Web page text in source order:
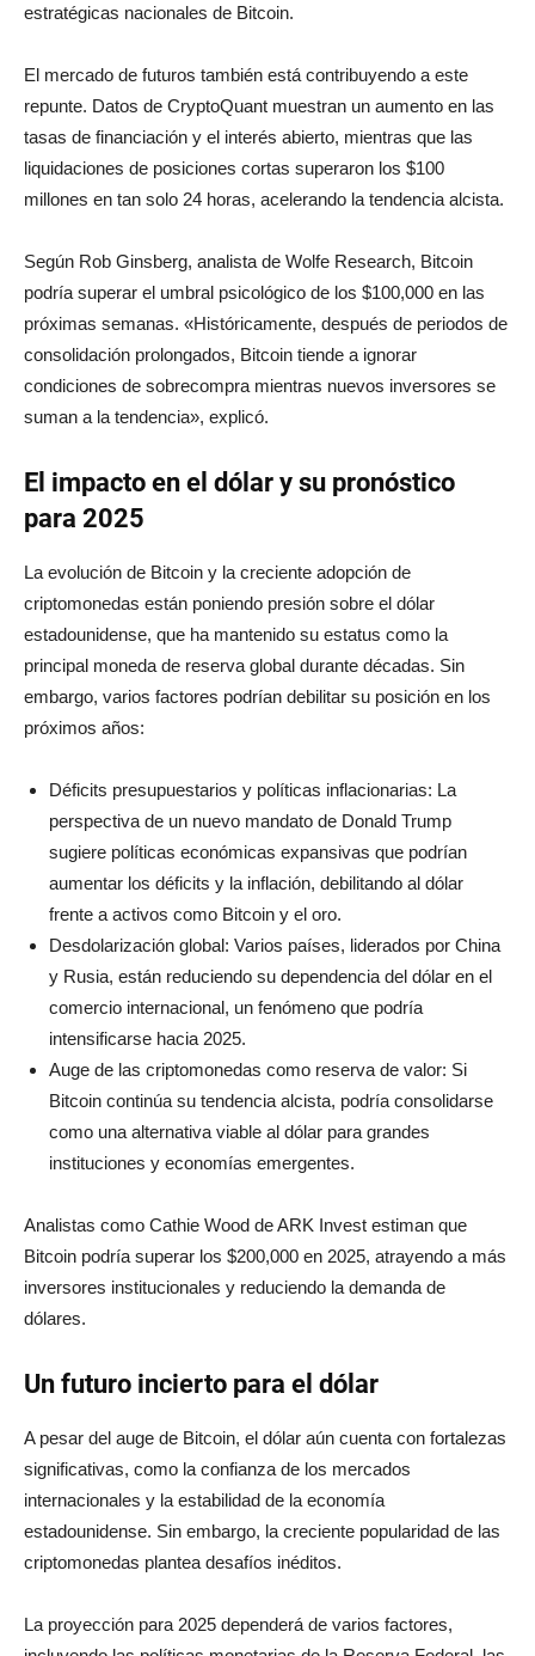
estratégicas nacionales de Bitcoin.
El mercado de futuros también está contribuyendo a este
repunte. Datos de CryptoQuant muestran un aumento en las
tasas de financiación y el interés abierto, mientras que las
liquidaciones de posiciones cortas superaron los $100
millones en tan solo 24 horas, acelerando la tendencia alcista.
Según Rob Ginsberg, analista de Wolfe Research, Bitcoin
podría superar el umbral psicológico de los $100,000 en las
próximas semanas. «Históricamente, después de periodos de
consolidación prolongados, Bitcoin tiende a ignorar
condiciones de sobrecompra mientras nuevos inversores se
suman a la tendencia», explicó.
El impacto en el dólar y su pronóstico
para 2025
La evolución de Bitcoin y la creciente adopción de
criptomonedas están poniendo presión sobre el dólar
estadounidense, que ha mantenido su estatus como la
principal moneda de reserva global durante décadas. Sin
embargo, varios factores podrían debilitar su posición en los
próximos años:
Déficits presupuestarios y políticas inflacionarias: La
perspectiva de un nuevo mandato de Donald Trump
sugiere políticas económicas expansivas que podrían
aumentar los déficits y la inflación, debilitando al dólar
frente a activos como Bitcoin y el oro.
Desdolarización global: Varios países, liderados por China
y Rusia, están reduciendo su dependencia del dólar en el
comercio internacional, un fenómeno que podría
intensificarse hacia 2025.
Auge de las criptomonedas como reserva de valor: Si
Bitcoin continúa su tendencia alcista, podría consolidarse
como una alternativa viable al dólar para grandes
instituciones y economías emergentes.
Analistas como Cathie Wood de ARK Invest estiman que
Bitcoin podría superar los $200,000 en 2025, atrayendo a más
inversores institucionales y reduciendo la demanda de
dólares.
Un futuro incierto para el dólar
A pesar del auge de Bitcoin, el dólar aún cuenta con fortalezas
significativas, como la confianza de los mercados
internacionales y la estabilidad de la economía
estadounidense. Sin embargo, la creciente popularidad de las
criptomonedas plantea desafíos inéditos.
La proyección para 2025 dependerá de varios factores,